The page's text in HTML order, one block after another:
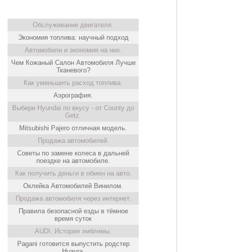
Обслуживание двигателя.
Экономия топлива: научный подход
Автомобили и экономия на них.
Чем Кожаный Салон Автомобиля Лучше
Тканевого?
Как уменьшить расход топлива.
Аэрография.
Выбери Hyundai по вкусу - от County до
Getz.
Mitsubishi Pajero отличная модель.
Продажа автомобилей.
Советы по замене колеса в дальней
поездке на автомобиле.
Как получить деньги в обмен на авто.
Оклейка Автомобилей Винилом.
Продажа автомобиля через интернет.
Правила безопасной езды в тёмное
время суток
AUDI. История эмблемы.
Pagani готовится выпустить родстер